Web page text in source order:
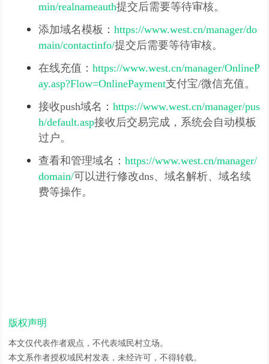
min/realnameauth提交后需要等待审核。
添加域名模板：https://www.west.cn/manager/do
main/contactinfo/提交后需要等待审核。
在线充值：https://www.west.cn/manager/OnlineP
ay.asp?Flow=OnlinePayment支付宝/微信充值。
接收push域名：https://www.west.cn/manager/pus
h/default.asp接收后交易完成，系统会自动模板
过户。
查看和管理域名：https://www.west.cn/manager/
domain/可以进行修改dns、域名解析、域名续
费等操作。
版权声明
本文仅代表作者观点，不代表域民村立场。
本文系作者授权域民村发表，未经许可，不得转载。